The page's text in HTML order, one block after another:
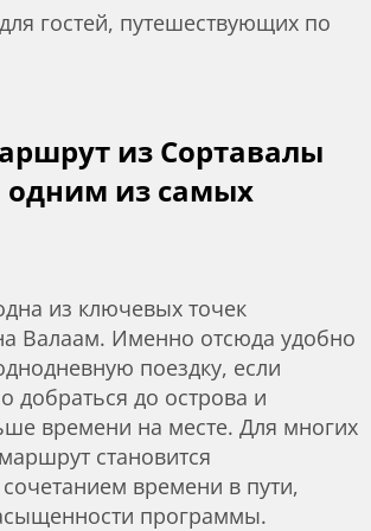
гостей, путешествующих по
из Сортавалы
одним из самых
из ключевых точек
Валаам. Именно отсюда удобно
поездку, если
добраться до острова и
времени на месте. Для многих
становится
времени в пути,
программы.